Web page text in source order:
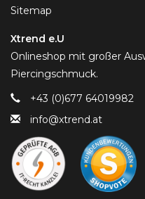
Sitemap
Xtrend e.U
Onlineshop mit großer
Piercingschmuck.
+43 (0)677 64019982
info@xtrend.at